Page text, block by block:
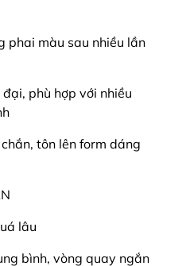
phai màu sau nhiều lần
phù hợp với nhiều
tôn lên form dáng
lâu
bình, vòng quay ngắn